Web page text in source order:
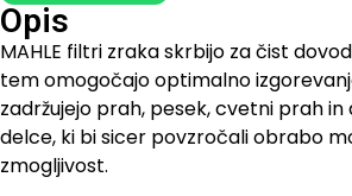
Opis
MAHLE filtri zraka skrbijo za čist
tem omogočajo optimalno
zadržujejo prah, pesek, cvetni prah in
delce, ki bi sicer povzročali obrabo
zmogljivost.